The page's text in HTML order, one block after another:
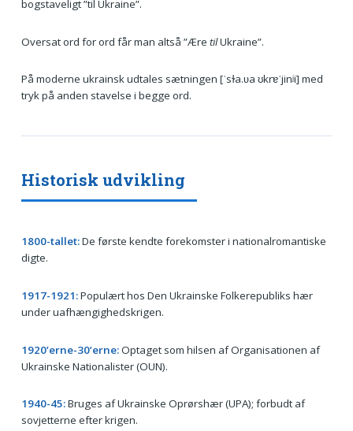
bogstaveligt ”til Ukraine”.
Oversat ord for ord får man altså ”Ære tilUkraine”.
På moderne ukrainsk udtales sætningen [ˈsɫa.ʋa ʊkrɐˈjinʲi] med
tryk på anden stavelse i begge ord.
Historisk udvikling
1800-tallet:De første kendte forekomster i nationalromantiske
digte.
1917-1921:Populært hos Den Ukrainske Folkerepubliks hær
under uafhængighedskrigen.
1920’erne-30’erne:Optaget som hilsen af Organisationen af
Ukrainske Nationalister (OUN).
1940-45:Bruges af Ukrainske Oprørshær (UPA); forbudt af
sovjetterne efter krigen.